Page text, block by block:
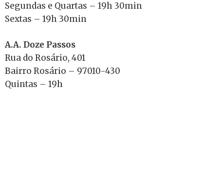
Segundas e Quartas – 19h 30min
Sextas – 19h 30min
A.A. Doze Passos
Rua do Rosário, 401
Bairro Rosário – 97010-430
Quintas – 19h